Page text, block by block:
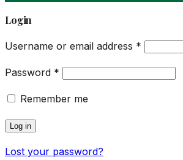
Login
Username or email address *
Password *
Remember me
Log in
Lost your password?